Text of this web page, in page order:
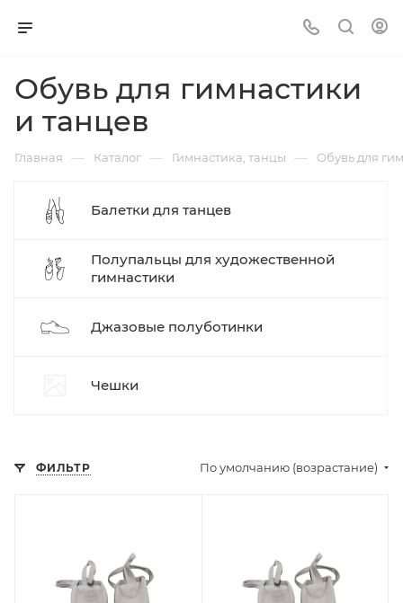
Обувь для гимнастики
и танцев
Главная — Каталог — Гимнастика, танцы — Обувь для
Балетки для танцев
Полупальцы для художественной
гимнастики
Джазовые полуботинки
Чешки
ФИЛЬТР По умолчанию (возрастание)